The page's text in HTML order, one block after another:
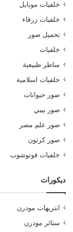
خلفيات موبايل
خلفيات زرقاء
تحميل صور
خلفيات
مناظر طبيعية
خلفيات اسلامية
صور حيوانات
صور بيبي
صور علم مصر
صور كرتون
خلفيات فوتوشوب
ديكورات
انتريهات مودرن
ستائر مودرن